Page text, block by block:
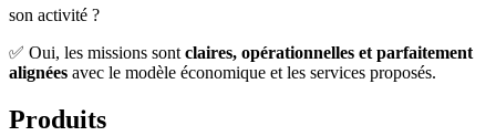
son activité ?
✅ Oui, les missions sont claires, opérationnelles et parfaitement
alignées avec le modèle économique et les services proposés.
Produits